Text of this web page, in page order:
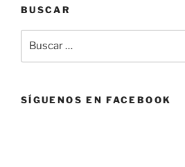
BUSCAR
por:
SÍGUENOS EN FACEBOOK